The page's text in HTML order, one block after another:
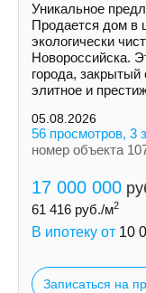
Уникальное
Продается дом в
экологически
Hoвoрoссийска.
города,
элитноe и
05.08.2026
56 просмотров, 3
номер объекта
17 000 000
61 416 руб./м2
В ипотеку от 10
Записаться на